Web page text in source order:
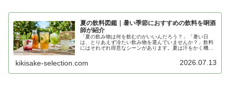
夏の飲料図鑑｜暑い季節におすすめの飲料を唎酒
師が紹介
「夏の飲み物は何を飲むのがいいんだろう？」「暑い日
は、とりあえず冷たい飲み物を選んでいませんか？」飲料
にはそれぞれ得意なシーンがあります。夏は汗をかく機会
kikisake-selection.com 2026.07.13